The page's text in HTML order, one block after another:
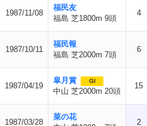
1987/11/08
福民友
福島 芝1800m 9頭
4
1987/10/11
福民報
福島 芝2000m 7頭
6
1987/04/19
皐月賞 GI
中山 芝2000m 20頭
15
1987/03/28
菜の花
2